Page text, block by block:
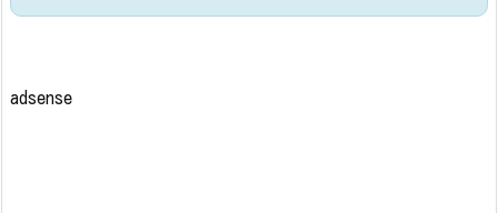
adsense